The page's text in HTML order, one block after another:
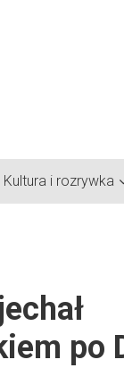
Kultura i rozrywka
po